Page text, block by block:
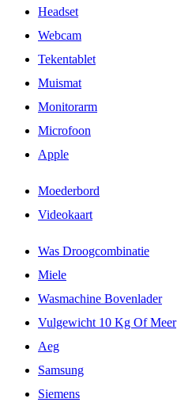
Headset
Webcam
Tekentablet
Muismat
Monitorarm
Microfoon
Apple
Moederbord
Videokaart
Was Droogcombinatie
Miele
Wasmachine Bovenlader
Vulgewicht 10 Kg Of Meer
Aeg
Samsung
Siemens